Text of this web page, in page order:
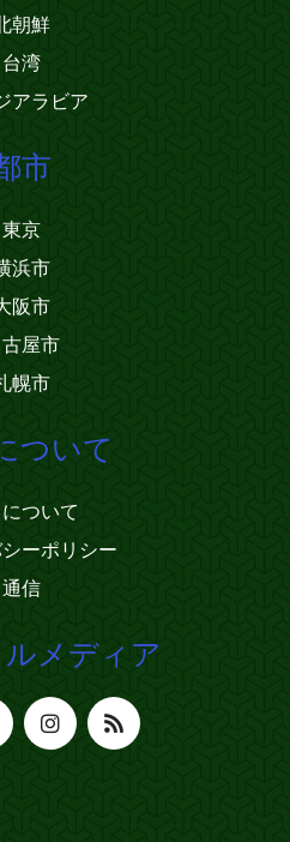
朝鮮
台湾
アラビア
市
東京
浜市
阪市
屋市
幌市
ついて
ついて
ーポリシー
通信
メディア